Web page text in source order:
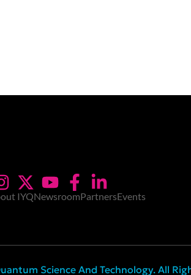
IYQNewsroomPartnersEvents
Science And Technology. All